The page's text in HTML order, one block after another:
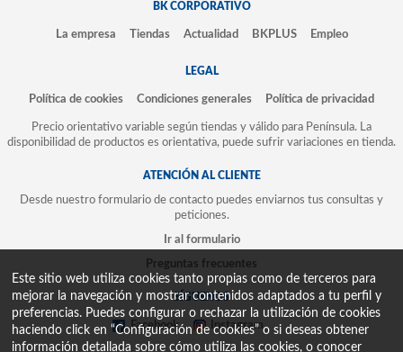
BK CORPORATIVO
La empresa Tiendas Actualidad BKPLUS Empleo
LEGAL
Política de cookies Condiciones generales Política de privacidad
Precio orientativo variable según tiendas y válido para Península. La
disponibilidad de productos es orientativa, puede sufrir variaciones en tienda.
ATENCIÓN AL CLIENTE
Desde nuestro formulario de contacto puedes enviarnos tus consultas y
peticiones.
Ir al formulario
Preguntas frecuentes
SÍGUENOS
Facebook Instagram
Este sitio web utiliza cookies tanto propias como de terceros para
mejorar la navegación y mostrar contenidos adaptados a tu perfil y
preferencias. Puedes configurar o rechazar la utilización de cookies
haciendo click en “Configuración de cookies” o si deseas obtener
información detallada sobre cómo utiliza las cookies, o conocer